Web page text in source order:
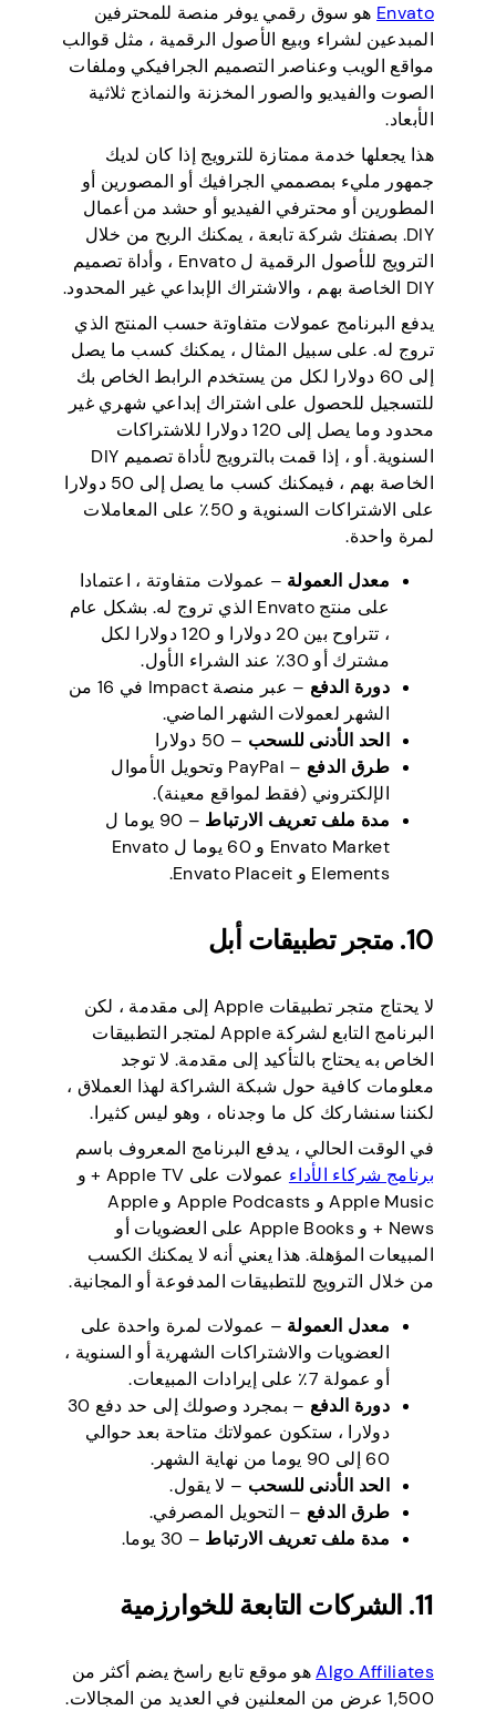
Envato هو سوق رقمي يوفر منصة للمحترفين
المبدعين لشراء وبيع الأصول الرقمية ، مثل قوالب
مواقع الويب وعناصر التصميم الجرافيكي وملفات
الصوت والفيديو والصور المخزنة والنماذج ثلاثية
الأبعاد.
هذا يجعلها خدمة ممتازة للترويج إذا كان لديك
جمهور مليء بمصممي الجرافيك أو المصورين أو
المطورين أو محترفي الفيديو أو حشد من أعمال
DIY. بصفتك شركة تابعة ، يمكنك الربح من خلال
الترويج للأصول الرقمية ل Envato ، وأداة تصميم
DIY الخاصة بهم ، والاشتراك الإبداعي غير المحدود.
يدفع البرنامج عمولات متفاوتة حسب المنتج الذي
تروج له. على سبيل المثال ، يمكنك كسب ما يصل
إلى 60 دولارا لكل من يستخدم الرابط الخاص بك
للتسجيل للحصول على اشتراك إبداعي شهري غير
محدود وما يصل إلى 120 دولارا للاشتراكات
السنوية. أو ، إذا قمت بالترويج لأداة تصميم DIY
الخاصة بهم ، فيمكنك كسب ما يصل إلى 50 دولارا
على الاشتراكات السنوية و 50٪ على المعاملات
لمرة واحدة.
معدل العمولة – عمولات متفاوتة ، اعتمادا
على منتج Envato الذي تروج له. بشكل عام
، تتراوح بين 20 دولارا و 120 دولارا لكل
مشترك أو 30٪ عند الشراء الأول.
دورة الدفع
– عبر منصة Impact في 16 من
الشهر لعمولات الشهر الماضي.
الحد الأدنى للسحب – 50 دولارا
طرق الدفع
– PayPal وتحويل الأموال
الإلكتروني (فقط لمواقع معينة).
مدة ملف تعريف الارتباط
– 90 يوما ل
Envato Market و 60 يوما ل Envato
Elements و Envato Placeit.
10. متجر تطبيقات أبل
لا يحتاج متجر تطبيقات Apple إلى مقدمة ، لكن
البرنامج التابع لشركة Apple لمتجر التطبيقات
الخاص به يحتاج بالتأكيد إلى مقدمة. لا توجد
معلومات كافية حول شبكة الشراكة لهذا العملاق ،
لكننا سنشاركك كل ما وجدناه ، وهو ليس كثيرا.
في الوقت الحالي ، يدفع البرنامج المعروف باسم
برنامج شركاء الأداء
عمولات على Apple TV + و
Apple Music و Apple Podcasts و Apple
News + و Apple Books على العضويات أو
المبيعات المؤهلة. هذا يعني أنه لا يمكنك الكسب
من خلال الترويج للتطبيقات المدفوعة أو المجانية.
معدل العمولة – عمولات لمرة واحدة على
العضويات والاشتراكات الشهرية أو السنوية ،
أو عمولة 7٪ على إيرادات المبيعات.
دورة الدفع
– بمجرد وصولك إلى حد دفع 30
دولارا ، ستكون عمولاتك متاحة بعد حوالي
60 إلى 90 يوما من نهاية الشهر.
الحد الأدنى للسحب – لا يقول.
طرق الدفع – التحويل المصرفي.
مدة ملف تعريف الارتباط – 30 يوما.
11. الشركات التابعة للخوارزمية
Algo Affiliatesهو موقع تابع راسخ يضم أكثر من
1,500 عرض من المعلنين في العديد من المجالات.